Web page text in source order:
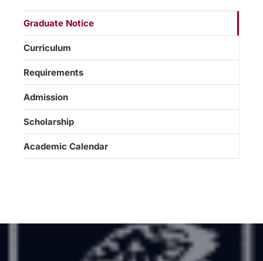
Graduate Notice
Curriculum
Requirements
Admission
Scholarship
Academic Calendar